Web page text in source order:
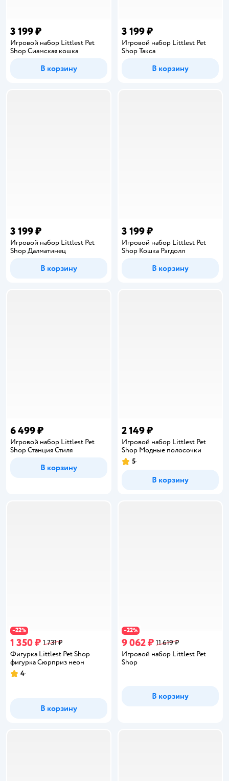
3 199 ₽
Игровой набор Littlest Pet
Shop Сиамская кошка
В корзину
3 199 ₽
Игровой набор Littlest Pet
Shop Такса
В корзину
3 199 ₽
Игровой набор Littlest Pet
Shop Далматинец
В корзину
3 199 ₽
Игровой набор Littlest Pet
Shop Кошка Рэгдолл
В корзину
6 499 ₽
Игровой набор Littlest Pet
Shop Станция Стиля
В корзину
2 149 ₽
Игровой набор Littlest Pet
Shop Модные полосочки
Рейтинг:
5
В корзину
−22%
1 350 ₽ 1 731 ₽
Фигурка Littlest Pet Shop
фигурка Сюрприз неон
Рейтинг:
4
В корзину
−22%
9 062 ₽ 11 619 ₽
Игровой набор Littlest Pet
Shop
В корзину